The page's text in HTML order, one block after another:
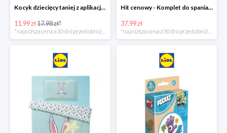
Kocyk dziecięcy taniej z aplikacją Lidl
11.99 zł17.98 zł*
Hit cenowy - Komplet do spania: kołdra i poduszka
37.99 zł